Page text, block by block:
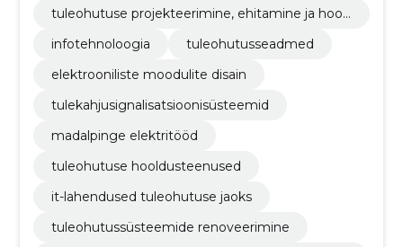
tuleohutuse projekteerimine, ehitamine ja hool
infotehnoloogia
tuleohutusseadmed
elektrooniliste moodulite disain
tulekahjusignalisatsioonisüsteemid
madalpinge elektritööd
tuleohutuse hooldusteenused
it-lahendused tuleohutuse jaoks
tuleohutussüsteemide renoveerimine